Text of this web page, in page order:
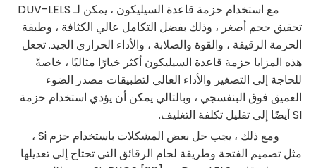
مع استخدام حزمة قاعدة السيليكون ، يمكن لـ DUV-LELS
تحقيق حجم أصغر ، وذلك بفضل التكامل عالي الكثافة ، وطبقة
الحزمة الرقيقة ، والقوة والصلابة ، والأداء الحراري الجيد. تجعل
هذه المزايا حزمة قاعدة السيليكون أكثر خيارًا مثاليًا ، خاصةً
للحاجة إلى التصغير والأداء العالي لتطبيقات مصدر الضوء
العميق فوق البنفسجي ، وبالتالي يمكن أن يؤدي استخدام حزمة
SI أيضًا إلى تقليل تكلفة التغليف.
ومع ذلك ، يجب حل بعض المشكلات باستخدام حزم Si ،
مثل تصميم الفتحة وطريقة لحام الرقائق التي تحتاج إلى تعديلها